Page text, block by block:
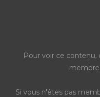
Pour voir ce
membre
Si vous n'êtes pas